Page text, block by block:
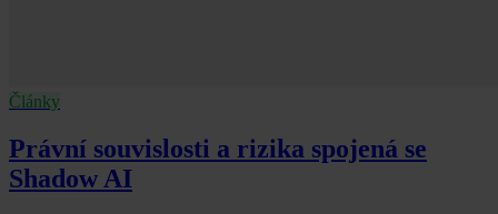
Články
Právní souvislosti a rizika spojená se
Shadow AI